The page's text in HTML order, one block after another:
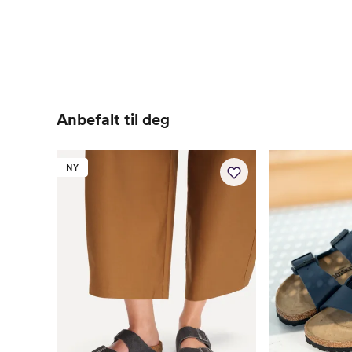
Anbefalt til deg
NY